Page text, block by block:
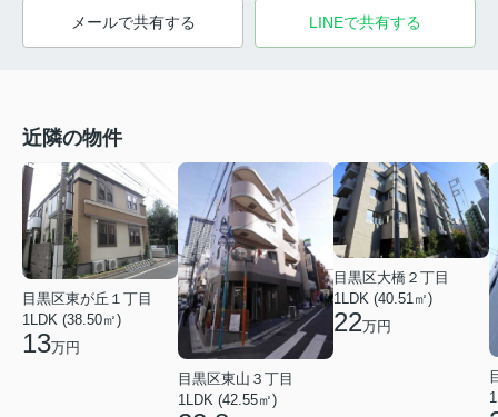
メールで共有する LINEで共有する
近隣の物件
目黒区東が丘１丁目
1LDK (38.50㎡)
13万円
目黒区東山３丁目
1LDK (42.55㎡)
目黒区大橋２丁目
1LDK (40.51㎡)
22万円